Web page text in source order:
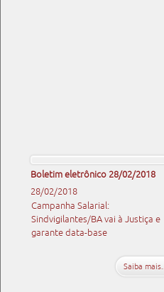
Boletim eletrônico 28/02/2018
28/02/2018
Campanha Salarial:
Sindvigilantes/BA vai à Justiça e
garante data-base
Saiba mais...